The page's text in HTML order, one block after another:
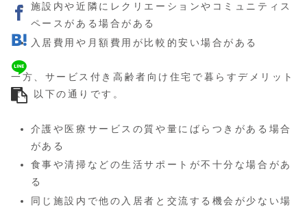
施設内や近隣にレクリエーションやコミュニティス
ペースがある場合がある
入居費用や月額費用が比較的安い場合がある
一方、サービス付き高齢者向け住宅で暮らすデメリット
は、以下の通りです。
介護や医療サービスの質や量にばらつきがある場合
がある
食事や清掃などの生活サポートが不十分な場合があ
る
同じ施設内で他の入居者と交流する機会が少ない場